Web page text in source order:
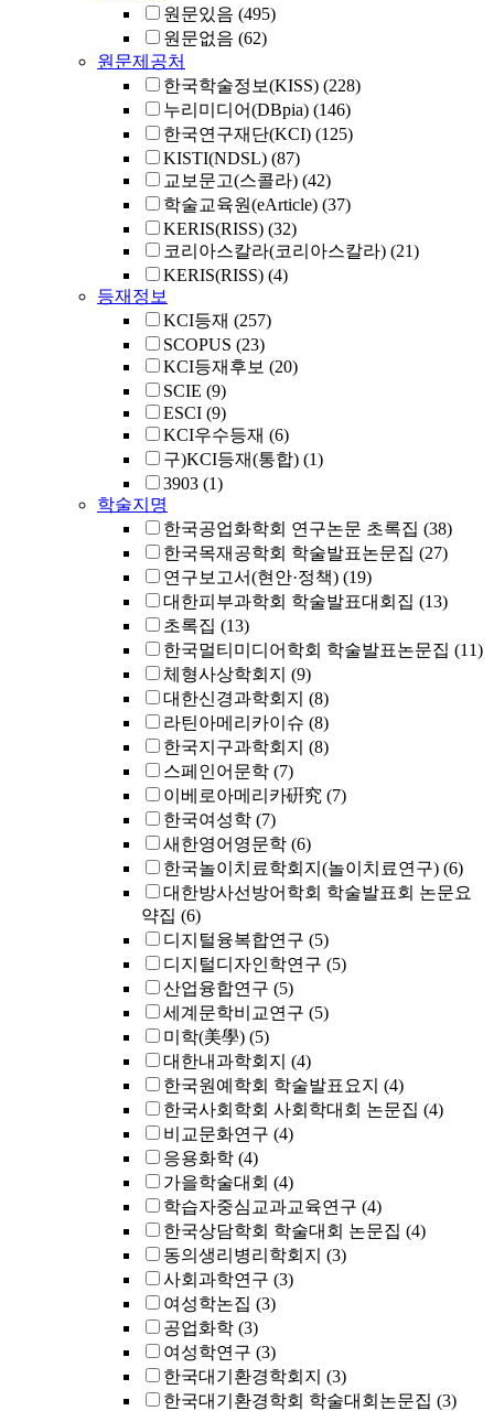
원문있음 (495)
원문없음 (62)
원문제공처
한국학술정보(KISS) (228)
누리미디어(DBpia) (146)
한국연구재단(KCI) (125)
KISTI(NDSL) (87)
교보문고(스콜라) (42)
학술교육원(eArticle) (37)
KERIS(RISS) (32)
코리아스칼라(코리아스칼라) (21)
KERIS(RISS) (4)
등재정보
KCI등재 (257)
SCOPUS (23)
KCI등재후보 (20)
SCIE (9)
ESCI (9)
KCI우수등재 (6)
구)KCI등재(통합) (1)
3903 (1)
학술지명
한국공업화학회 연구논문 초록집 (38)
한국목재공학회 학술발표논문집 (27)
연구보고서(현안·정책) (19)
대한피부과학회 학술발표대회집 (13)
초록집 (13)
한국멀티미디어학회 학술발표논문집 (11)
체형사상학회지 (9)
대한신경과학회지 (8)
라틴아메리카이슈 (8)
한국지구과학회지 (8)
스페인어문학 (7)
이베로아메리카硏究 (7)
한국여성학 (7)
새한영어영문학 (6)
한국놀이치료학회지(놀이치료연구) (6)
대한방사선방어학회 학술발표회 논문요
약집 (6)
디지털융복합연구 (5)
디지털디자인학연구 (5)
산업융합연구 (5)
세계문학비교연구 (5)
미학(美學) (5)
대한내과학회지 (4)
한국원예학회 학술발표요지 (4)
한국사회학회 사회학대회 논문집 (4)
비교문화연구 (4)
응용화학 (4)
가을학술대회 (4)
학습자중심교과교육연구 (4)
한국상담학회 학술대회 논문집 (4)
동의생리병리학회지 (3)
사회과학연구 (3)
여성학논집 (3)
공업화학 (3)
여성학연구 (3)
한국대기환경학회지 (3)
한국대기환경학회 학술대회논문집 (3)